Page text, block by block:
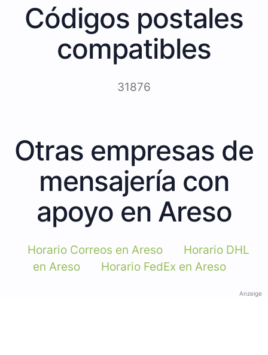
Códigos postales
compatibles
31876
Otras empresas de
mensajería con
apoyo en Areso
Horario Correos en Areso
Horario DHL
en Areso
Horario FedEx en Areso
Anzeige